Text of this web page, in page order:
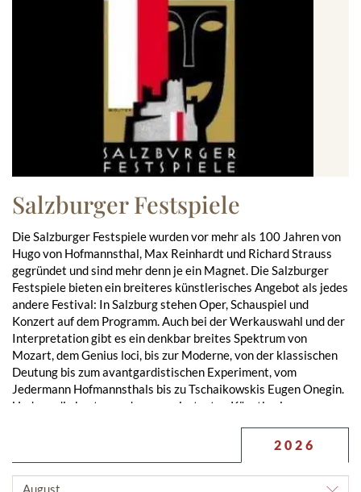
Salzburger Festspiele
Die Salzburger Festspiele wurden vor mehr als 100 Jahren von
Hugo von Hofmannsthal, Max Reinhardt und Richard Strauss
gegründet und sind mehr denn je ein Magnet. Die Salzburger
Festspiele bieten ein breiteres künstlerisches Angebot als jedes
andere Festival: In Salzburg stehen Oper, Schauspiel und
Konzert auf dem Programm. Auch bei der Werkauswahl und der
Interpretation gibt es ein denkbar breites Spektrum von
Mozart, dem Genius loci, bis zur Moderne, von der klassischen
Deutung bis zum avantgardistischen Experiment, vom
Jedermann Hofmannsthals bis zu Tschaikowskis Eugen Onegin.
Und nur die besten und renommiertesten Künstler·innen aus
2026
MONAT